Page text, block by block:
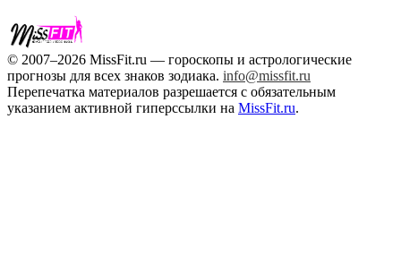
© 2007–2026 MissFit.ru — гороскопы и астрологические
прогнозы для всех знаков зодиака. info@missfit.ru
Перепечатка материалов разрешается с обязательным
указанием активной гиперссылки на MissFit.ru.